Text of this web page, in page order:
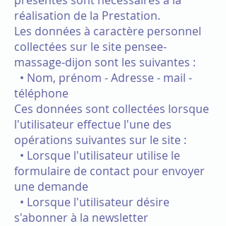
réalisation de la Prestation.
Les données à caractère personnel
collectées sur le site pensee-
massage-dijon sont les suivantes :
• Nom, prénom - Adresse - mail -
téléphone
Ces données sont collectées lorsque
l'utilisateur effectue l'une des
opérations suivantes sur le site :
• Lorsque l'utilisateur utilise le
formulaire de contact pour envoyer
une demande
• Lorsque l'utilisateur désire
s'abonner à la newsletter